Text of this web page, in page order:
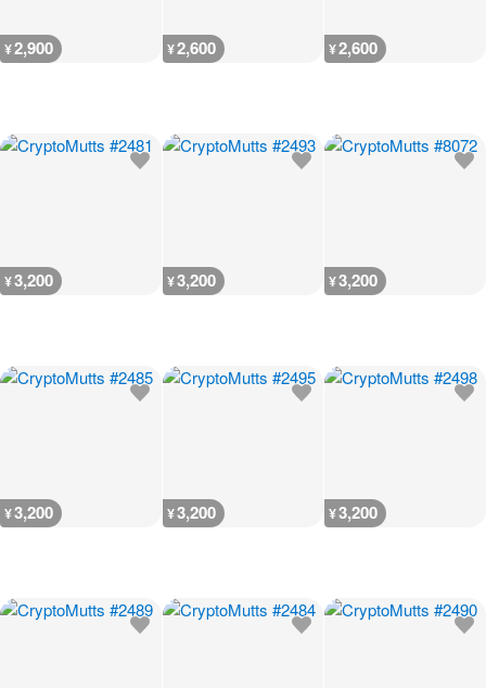
¥2,900 ¥2,600 ¥2,600
¥3,200 ¥3,200 ¥3,200
¥3,200 ¥3,200 ¥3,200